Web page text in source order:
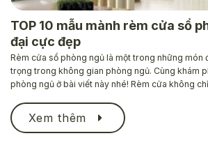
TOP 10 mẫu mành rèm cửa sổ
đại cực đẹp
Rèm cửa sổ phòng ngủ là một trong những món
trọng trong không gian phòng ngủ. Cùng khám
phòng ngủ ở bài viết này nhé! Rèm cửa không
Xem thêm